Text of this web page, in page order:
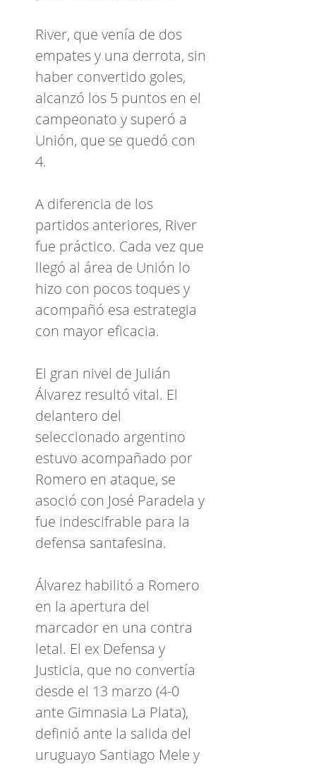
River, que venía de dos
empates y una derrota, sin
haber convertido goles,
alcanzó los 5 puntos en el
campeonato y superó a
Unión, que se quedó con
4.
A diferencia de los
partidos anteriores, River
fue práctico. Cada vez que
llegó al área de Unión lo
hizo con pocos toques y
acompañó esa estrategia
con mayor eficacia.
El gran nivel de Julián
Álvarez resultó vital. El
delantero del
seleccionado argentino
estuvo acompañado por
Romero en ataque, se
asoció con José Paradela y
fue indescifrable para la
defensa santafesina.
Álvarez habilitó a Romero
en la apertura del
marcador en una contra
letal. El ex Defensa y
Justicia, que no convertía
desde el 13 marzo (4-0
ante Gimnasia La Plata),
definió ante la salida del
uruguayo Santiago Mele y